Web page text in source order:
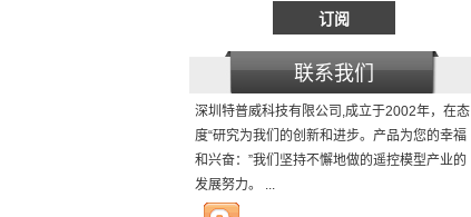
联系我们
深圳特普威科技有限公司,成立于2002年，在态
度“研究为我们的创新和进步。产品为您的幸福
和兴奋：”我们坚持不懈地做的遥控模型产业的
发展努力。 ...